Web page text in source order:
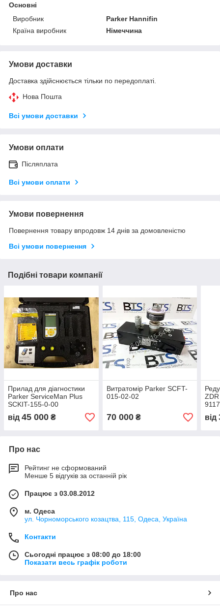
Основні
Виробник
Parker Hannifin
Країна виробник
Німеччина
Умови доставки
Доставка здійснюється тільки по передоплаті.
Нова Пошта
Всі умови доставки
Умови оплати
Післяплата
Всі умови оплати
Умови повернення
Повернення товару впродовж 14 днів за домовленістю
Всі умови повернення
Подібні товари компанії
Прилад для діагностики
Parker ServiceMan Plus
SCKIT-155-0-00
від 45 000 ₴
Витратомір Parker SCFT-
015-02-02
70 000₴ від
Про нас
Рейтинг не сформований
Менше 5 відгуків за останній рік
Працює з 03.08.2012
м. Одеса
ул. Чорноморського козацтва, 115, Одеса, Україна
Контакти
Сьогодні працює з 08:00 до 18:00
Показати весь графік роботи
Про нас